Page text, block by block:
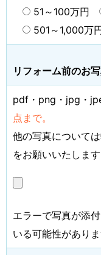
51～100万円
501～1,000万
リフォーム前のお
pdf・png・jpg・
点まで。
他の写真について
をお願いいたします
エラーで写真が添
いる可能性がありま